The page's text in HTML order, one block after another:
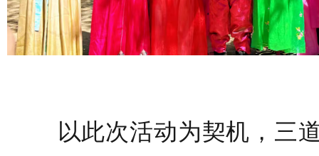
以此次活动为契机，三道